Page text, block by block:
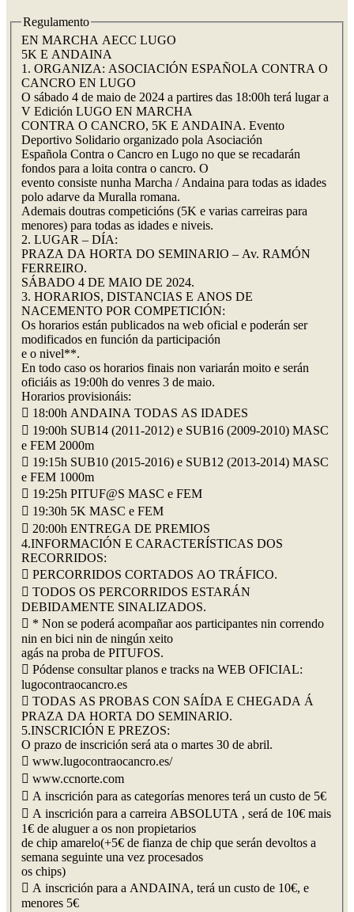
Regulamento
EN MARCHA AECC LUGO
5K E ANDAINA
1. ORGANIZA: ASOCIACIÓN ESPAÑOLA CONTRA O
CANCRO EN LUGO
O sábado 4 de maio de 2024 a partires das 18:00h terá lugar a
V Edición LUGO EN MARCHA
CONTRA O CANCRO, 5K E ANDAINA. Evento
Deportivo Solidario organizado pola Asociación
Española Contra o Cancro en Lugo no que se recadarán
fondos para a loita contra o cancro. O
evento consiste nunha Marcha / Andaina para todas as idades
polo adarve da Muralla romana.
Ademais doutras competicións (5K e varias carreiras para
menores) para todas as idades e niveis.
2. LUGAR – DÍA:
PRAZA DA HORTA DO SEMINARIO – Av. RAMÓN
FERREIRO.
SÁBADO 4 DE MAIO DE 2024.
3. HORARIOS, DISTANCIAS E ANOS DE
NACEMENTO POR COMPETICIÓN:
Os horarios están publicados na web oficial e poderán ser
modificados en función da participación
e o nivel**.
En todo caso os horarios finais non variarán moito e serán
oficiáis as 19:00h do venres 3 de maio.
Horarios provisionáis:
 18:00h ANDAINA TODAS AS IDADES
 19:00h SUB14 (2011-2012) e SUB16 (2009-2010) MASC
e FEM 2000m
 19:15h SUB10 (2015-2016) e SUB12 (2013-2014) MASC
e FEM 1000m
 19:25h PITUF@S MASC e FEM
 19:30h 5K MASC e FEM
 20:00h ENTREGA DE PREMIOS
4.INFORMACIÓN E CARACTERÍSTICAS DOS
RECORRIDOS:
 PERCORRIDOS CORTADOS AO TRÁFICO.
 TODOS OS PERCORRIDOS ESTARÁN
DEBIDAMENTE SINALIZADOS.
 * Non se poderá acompañar aos participantes nin correndo
nin en bici nin de ningún xeito
agás na proba de PITUFOS.
 Pódense consultar planos e tracks na WEB OFICIAL:
lugocontraocancro.es
 TODAS AS PROBAS CON SAÍDA E CHEGADA Á
PRAZA DA HORTA DO SEMINARIO.
5.INSCRICIÓN E PREZOS:
O prazo de inscrición será ata o martes 30 de abril.
 www.lugocontraocancro.es/
 www.ccnorte.com
 A inscrición para as categorías menores terá un custo de 5€
 A inscrición para a carreira ABSOLUTA , será de 10€ mais
1€ de aluguer a os non propietarios
de chip amarelo(+5€ de fianza de chip que serán devoltos a
semana seguinte una vez procesados
os chips)
 A inscrición para a ANDAINA, terá un custo de 10€, e
menores 5€